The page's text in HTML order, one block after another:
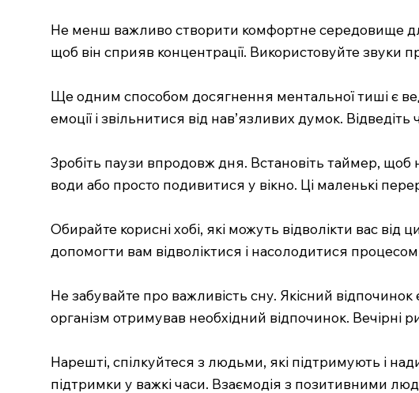
Не менш важливо створити комфортне середовище
щоб він сприяв концентрації. Використовуйте
Ще одним способом досягнення ментальної тиші є
емоції і звільнитися від нав’язливих думок.
Зробіть паузи впродовж дня. Встановіть таймер, щоб
води або просто подивитися у вікно. Ці маленькі
Обирайте корисні хобі, які можуть відволікти вас
допомогти вам відволіктися і насолодитися
Не забувайте про важливість сну. Якісний
організм отримував необхідний відпочинок. Вечірні
Нарешті, спілкуйтеся з людьми, які підтримують і
підтримки у важкі часи. Взаємодія з позитивними